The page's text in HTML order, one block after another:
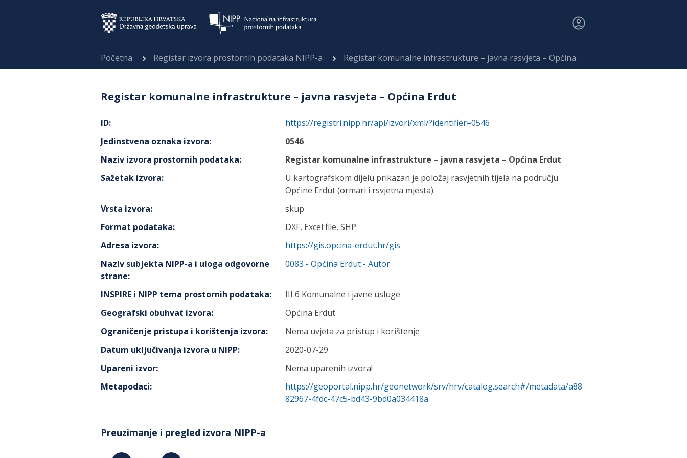
Početna Registar izvora prostornih podataka NIPP-a Registar komunalne infrastrukture – javna rasvjeta – Općina Erdut
Registar komunalne infrastrukture – javna rasvjeta – Općina Erdut
ID:
https://registri.nipp.hr/api/izvori/xml/?identifier=0546
Jedinstvena oznaka izvora:
0546
Naziv izvora prostornih podataka:
Registar komunalne infrastrukture – javna rasvjeta – Općina Erdut
Sažetak izvora:
U kartografskom dijelu prikazan je položaj rasvjetnih tijela na području
Općine Erdut (ormari i rsvjetna mjesta).
Vrsta izvora:
skup
Format podataka:
DXF, Excel file, SHP
Adresa izvora:
https://gis.opcina-erdut.hr/gis
Naziv subjekta NIPP-a i uloga odgovorne
strane:
0083 - Općina Erdut - Autor
INSPIRE i NIPP tema prostornih podataka:
III 6 Komunalne i javne usluge
Geografski obuhvat izvora:
Općina Erdut
Ograničenje pristupa i korištenja izvora:
Nema uvjeta za pristup i korištenje
Datum uključivanja izvora u NIPP:
2020-07-29
Upareni izvor:
Nema uparenih izvora!
Metapodaci:
https://geoportal.nipp.hr/geonetwork/srv/hrv/catalog.search#/metadata/a88
82967-4fdc-47c5-bd43-9bd0a034418a
Preuzimanje i pregled izvora NIPP-a